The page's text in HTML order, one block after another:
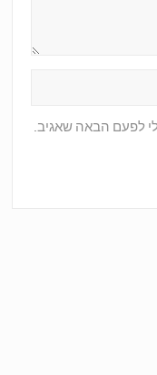
לפעם הבאה שאגיב.